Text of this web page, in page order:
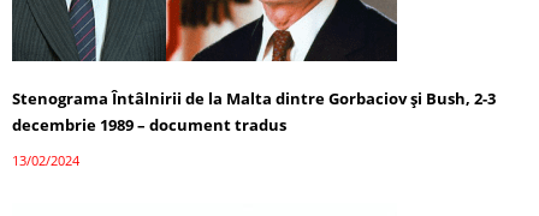
Stenograma Întâlnirii de la Malta dintre Gorbaciov și Bush, 2-3
decembrie 1989 – document tradus
13/02/2024